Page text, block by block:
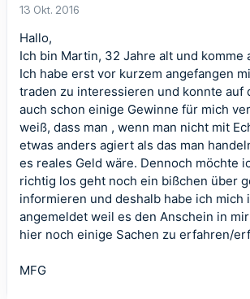
13 Okt. 2016
Hallo,
Ich bin Martin, 32 Jahre alt und komme
Ich habe erst vor kurzem angefangen
traden zu interessieren und konnte auf
auch schon einige Gewinne für mich
weiß, dass man , wenn man nicht mit
etwas anders agiert als das man
es reales Geld wäre. Dennoch möchte
richtig los geht noch ein bißchen über
informieren und deshalb habe ich mich
angemeldet weil es den Anschein in
hier noch einige Sachen zu erfahren/
MFG